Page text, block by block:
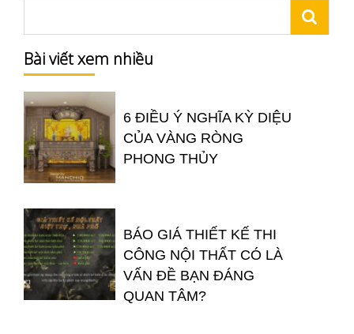
Bài viết xem nhiều
6 ĐIỀU Ý NGHĨA KỲ DIỆU
CỦA VÀNG RÒNG
PHONG THỦY
BÁO GIÁ THIẾT KẾ THI
CÔNG NỘI THẤT CÓ LÀ
VẤN ĐỀ BẠN ĐÁNG
QUAN TÂM?